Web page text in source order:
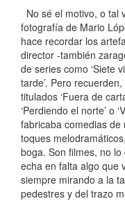
No sé el motivo, o tal
fotografía de Mario
hace recordar los
director -también
de series como ‘Siete
tarde’. Pero
titulados ‘Fuera de
‘Perdiendo el norte’ o
fabricaba comedias
toques
boga. Son filmes, no
echa en falta algo que
siempre mirando a la
pedestres y del trazo